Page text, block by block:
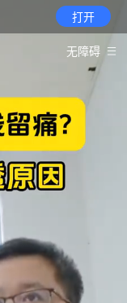
打开
无障碍